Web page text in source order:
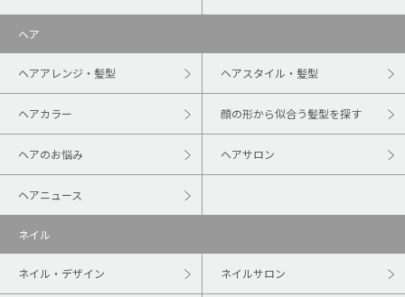
ヘア
ヘアアレンジ・髪型 ヘアスタイル・髪型
ヘアカラー 顔の形から似合う髪型を探す
ヘアのお悩み ヘアサロン
ヘアニュース
ネイル
ネイル・デザイン ネイルサロン